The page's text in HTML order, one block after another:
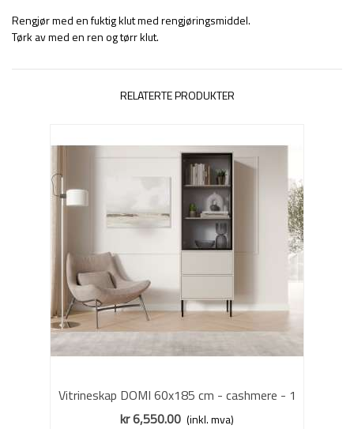
Rengjør med en fuktig klut med rengjøringsmiddel.
Tørk av med en ren og tørr klut.
RELATERTE PRODUKTER
Vitrineskap DOMI 60x185 cm - cashmere - 1
dør - 2 skuffer
kr 6,550.00 (inkl. mva)